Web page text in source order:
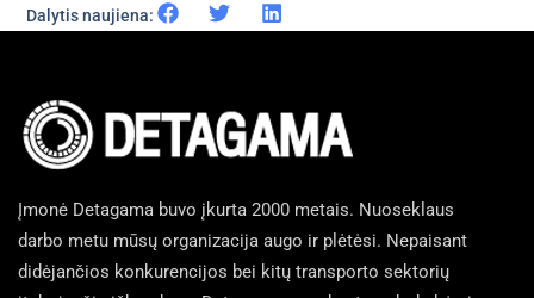
Dalytis naujiena:
Įmonė Detagama buvo įkurta 2000 metais. Nuoseklaus
darbo metu mūsų organizacija augo ir plėtėsi. Nepaisant
didėjančios konkurencijos bei kitų transporto sektorių